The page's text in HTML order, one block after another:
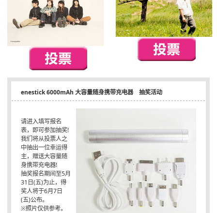
Bahasa Indonesia
enestick 6000mAh 大容量随身携带充电器 抽奖活动
请进入填写报名
表，即可参加抽奖!
我们将从投票人之
中抽出一位幸运得
主，赠送大容量随
身携带充电器!
抽奖报名期间至5月
31日(五)为止，得
奖人将于6月7日
(五)公布。
※照片仅供参考。